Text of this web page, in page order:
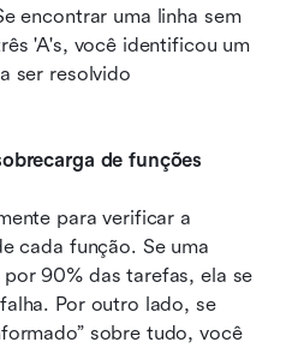
encontrar uma linha sem
'A's, você identificou um
ser resolvido
de funções
para verificar a
cada função. Se uma
por 90% das tarefas, ela se
Por outro lado, se
sobre tudo, você